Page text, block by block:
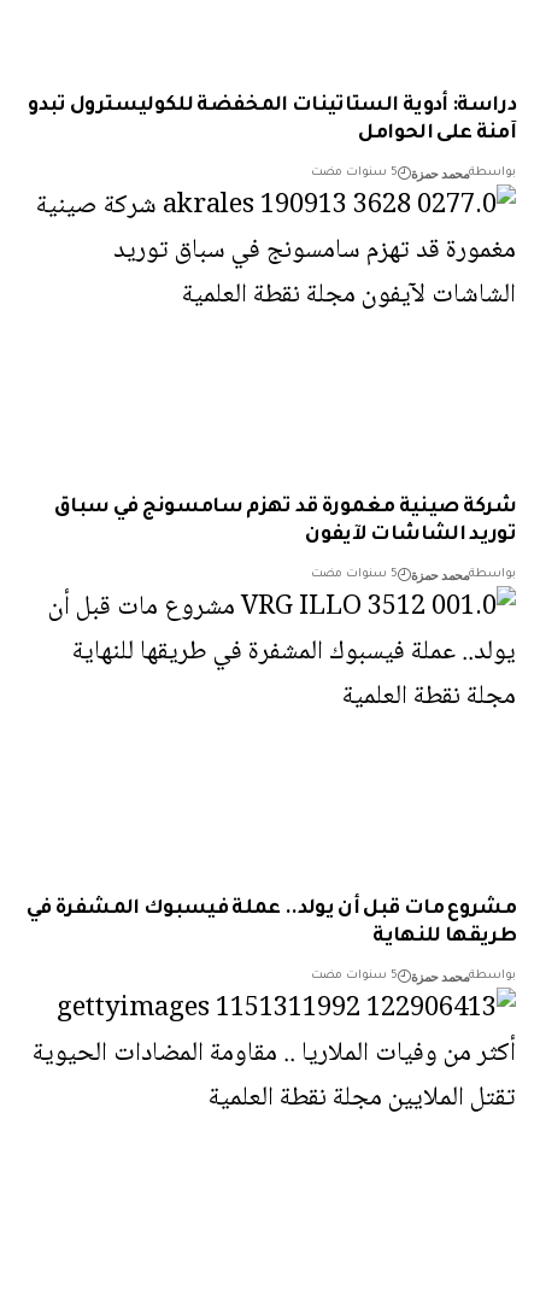
أدوية الستاتينات المخفضة للكوليسترول تبدو
على الحوامل
محمد حمزة 5 سنوات مضت
صينية مغمورة قد تهزم سامسونج في سباق
الشاشات لآيفون
محمد حمزة 5 سنوات مضت
مات قبل أن يولد.. عملة فيسبوك المشفرة في
للنهاية
محمد حمزة 5 سنوات مضت